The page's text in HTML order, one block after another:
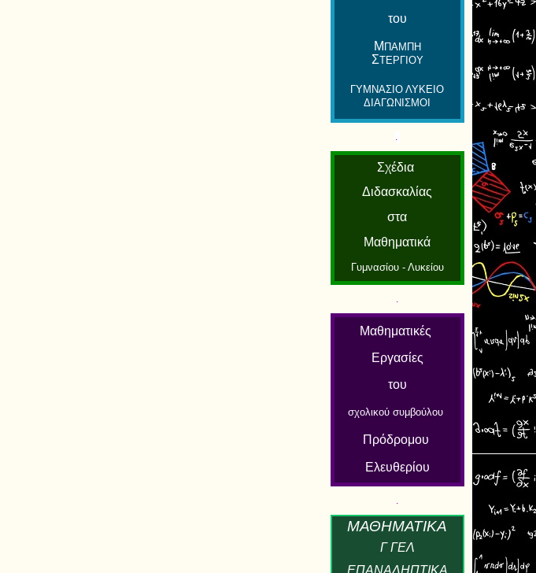
του
Μ ΠΑΜΠΗ
ΣΤΕΡΓΙΟΥ
ΓΥΜΝΑΣΙΟ ΛΥΚΕΙΟ
ΔΙΑΓΩΝΙΣΜΟΙ
.
Σχέδια
Διδασκαλίας
στα
Μαθηματικά
Γυμνασίου - Λυκείου
.
Μαθηματικές
Εργασίες
του
σχολικού συμβούλου
Πρόδρομου
Ελευθερίου
.
ΜΑΘΗΜΑΤΙΚΑ
Γ ΓΕΛ
ΕΠΑΝΑΛΗΠΤΙΚΑ